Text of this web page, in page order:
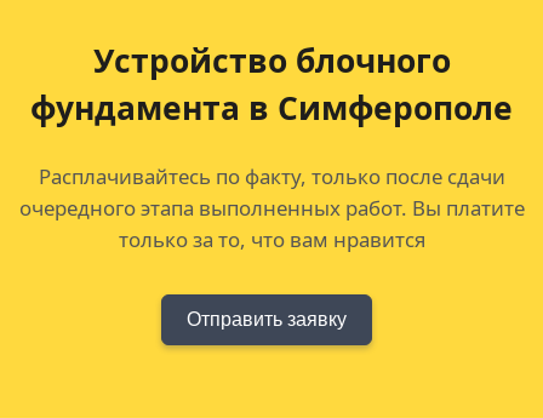
Устройство блочного
фундамента в Симферополе
Расплачивайтесь по факту, только после сдачи
очередного этапа выполненных работ. Вы платите
только за то, что вам нравится
Отправить заявку